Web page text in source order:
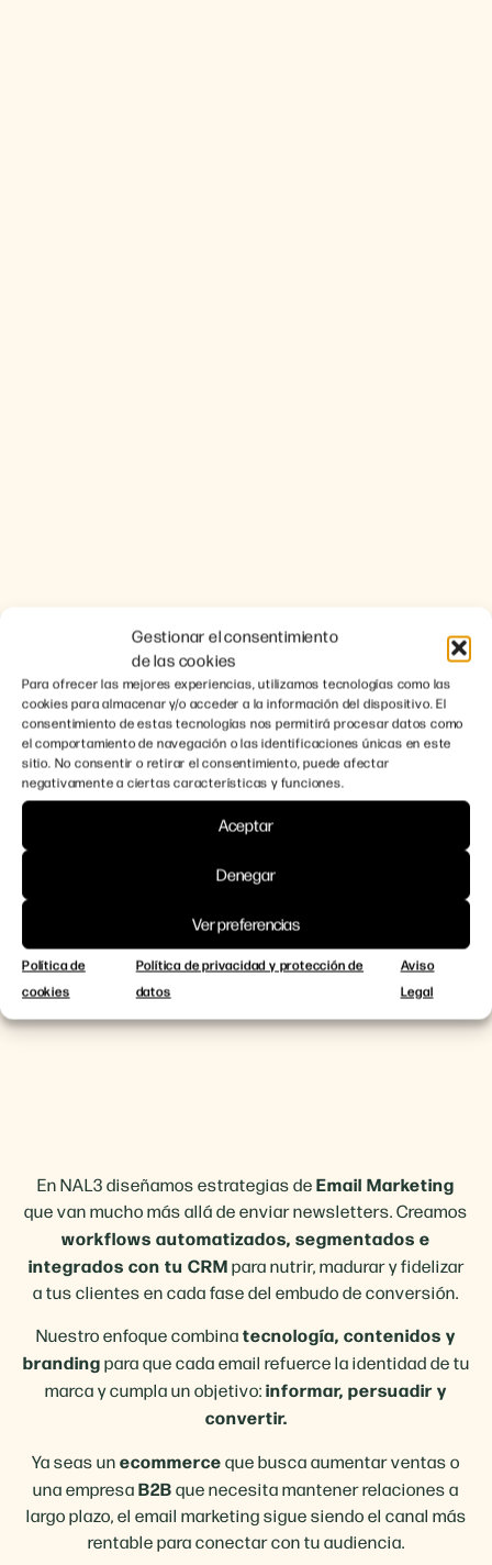
Gestionar el consentimiento
de las cookies
Para ofrecer las mejores experiencias, utilizamos tecnologías como las
cookies para almacenar y/o acceder a la información del dispositivo. El
consentimiento de estas tecnologías nos permitirá procesar datos como
el comportamiento de navegación o las identificaciones únicas en este
sitio. No consentir o retirar el consentimiento, puede afectar
negativamente a ciertas características y funciones.
Aceptar
Denegar
Ver preferencias
Política de
cookies
Política de privacidad y protección de
datos
Aviso
Legal
En NAL3 diseñamos estrategias deEmail Marketing
que van mucho más allá de enviar newsletters. Creamos
workflows automatizados, segmentados e
integrados con tu CRMpara nutrir, madurar y fidelizar
a tus clientes en cada fase del embudo de conversión.
Nuestro enfoque combinatecnología, contenidos y
brandingpara que cada email refuerce la identidad de tu
marca y cumpla un objetivo:informar, persuadir y
convertir.
Ya seas unecommerceque busca aumentar ventas o
una empresaB2Bque necesita mantener relaciones a
largo plazo, el email marketing sigue siendo el canal más
rentable para conectar con tu audiencia.